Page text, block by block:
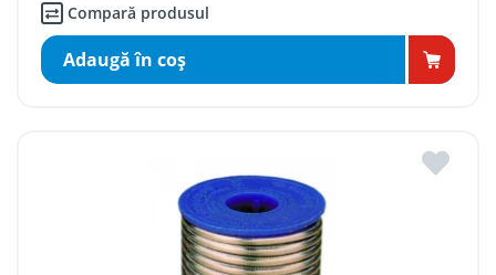
Compară produsul
Adaugă în coş